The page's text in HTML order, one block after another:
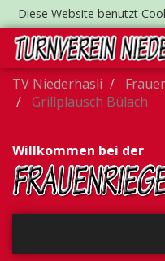
Diese Website benutzt
TV Niederhasli
Grillplausch Bülach
Willkommen bei der